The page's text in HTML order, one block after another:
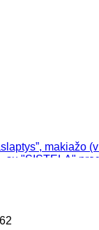
makiažo
programa